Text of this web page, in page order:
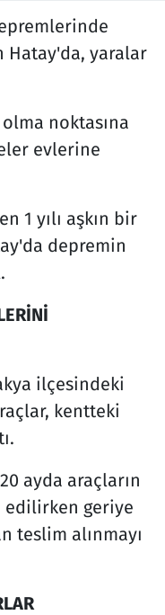
Hatay'da, yaralar
noktasına
evlerine
1 yılı aşkın bir
depremin
ilçesindeki
kentteki
ayda araçların
edilirken geriye
teslim alınmayı